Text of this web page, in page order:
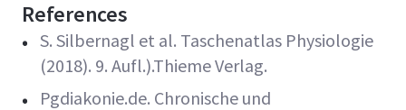
References
S. Silbernagl et al. Taschenatlas Physiologie
(2018). 9. Aufl.).Thieme Verlag.
Pgdiakonie.de. Chronische und